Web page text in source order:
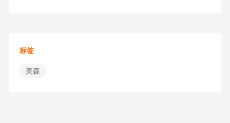
标签
美森